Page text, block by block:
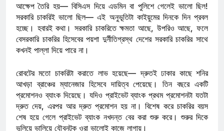
আক্ষেপ তৈরি হয়— বিসিএস দিয়ে এডমিন বা পুলিশে গেলেই ভালো ছিল!
সরকারি চাকরিই ভালো ছিল— এই অনুভূতিটা কাইয়ুমের দিনকে দিন প্রবল
হচ্ছে। হবারই কথা। সরকারি চাকরিতে ক্ষমতা আছে, উপরিও আছে, ফলে
বেসরকারি চাকরির হিসেবের পয়শা দুর্নীতিগ্রস্থ দেশের সরকারি চাকরির সাথে
কখনই পাল্লা দিয়ে পারে না।
রোবটের মতো চাকরিটা করাতে লাভ হয়েছে— দ্রুতই ঢাকার কাছে শনির
আখড়া ব্রাঞ্চের ম্যানেজার হিসেবে দায়িত্ব পেয়েছে। তিন বছরে একটি
প্রমোশনও ব্যাংক দিয়েছে। যদিও প্রাইভেট ব্যাংক প্রথম প্রমোশনটা যতটা
দ্রুত দেয়, এরপর আর দ্রুত প্রমোশন হয় না। বিশেষ করে চাকরির বয়স
শেষ হয়ে গেলে প্রাইভেট ব্যাংক নখদন্ত বের করা শুরু করে। শুরুর দিকে
ভুলিয়ে ভালিয়ে যৌবনটুকু ওরা ভালোই কাজে লাগায়।